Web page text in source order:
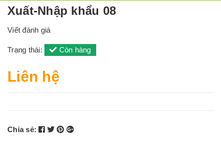
Xuất-Nhập khẩu 08
Viết đánh giá
Trạng thái: Còn hàng
Liên hệ
Chia sẻ: